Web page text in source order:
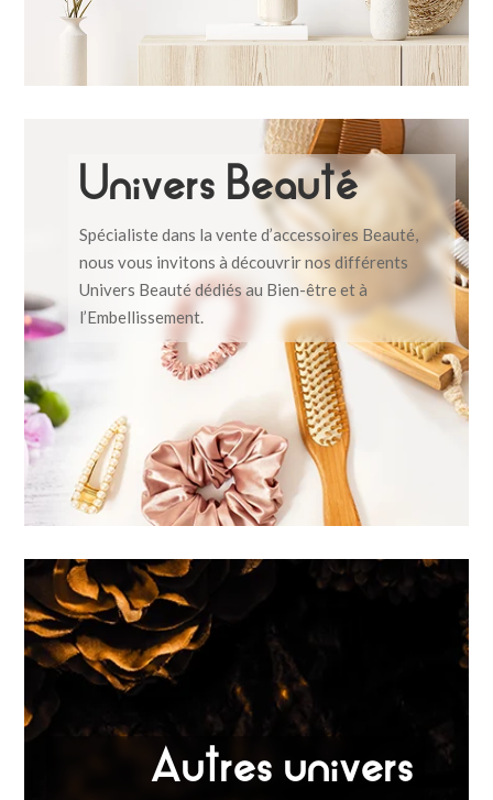
Univers Beauté
Spécialiste dans la vente d’accessoires Beauté,
nous vous invitons à découvrir nos différents
Univers Beauté dédiés au Bien-être et à
l’Embellissement.
Autres univers